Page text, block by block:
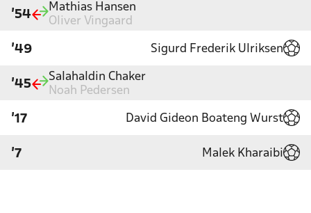
'54
Mathias Hansen
Oliver Vingaard
'49 Sigurd Frederik Ulriksen
'45
Salahaldin Chaker
Noah Pedersen
'17 David Gideon Boateng Wurst
'7 Malek Kharaibi